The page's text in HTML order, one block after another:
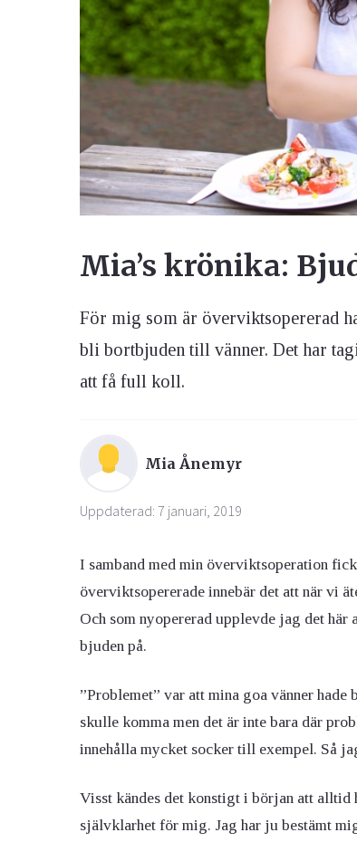
Ögon & Öron
Övervikt
Mia’s krönika:
För mig som är överviktsopererad
bli bortbjuden till vänner. Det har
att få full koll.
Mia Ånemyr
Uppdaterad: 7 januari, 2019
I samband med min överviktsoperation
överviktsopererade innebär det att när vi
Och som nyopererad upplevde jag det
bjuden på.
”Problemet” var att mina goa vänner
skulle komma men det är inte bara där
innehålla mycket socker till exempel. Så
Visst kändes det konstigt i början att alltid
självklarhet för mig. Jag har ju bestämt